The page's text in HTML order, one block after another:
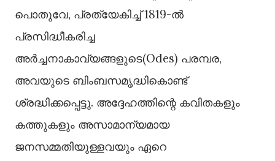
പൊതുവേ, പ്രത്യേകിച്ച് 1819-ൽ
പ്രസിദ്ധീകരിച്ച
അർച്ചനാകാവ്യങ്ങളുടെ(Odes) പരമ്പര,
അവയുടെ ബിംബസമൃദ്ധികൊണ്ട്
ശ്രദ്ധിക്കപ്പെട്ടു. അദ്ദേഹത്തിന്റെ കവിതകളും
കത്തുകളും അസാമാന്യമായ
ജനസമ്മതിയുള്ളവയും ഏറെ